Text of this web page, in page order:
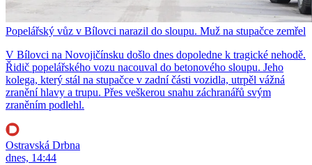
Popelářský vůz v Bílovci narazil do sloupu. Muž na stupačce zemřel
V Bílovci na Novojičínsku došlo dnes dopoledne k tragické nehodě.
Řidič popelářského vozu nacouval do betonového sloupu. Jeho
kolega, který stál na stupačce v zadní části vozidla, utrpěl vážná
zranění hlavy a trupu. Přes veškerou snahu záchranářů svým
zraněním podlehl.
Ostravská Drbna
dnes, 14:44